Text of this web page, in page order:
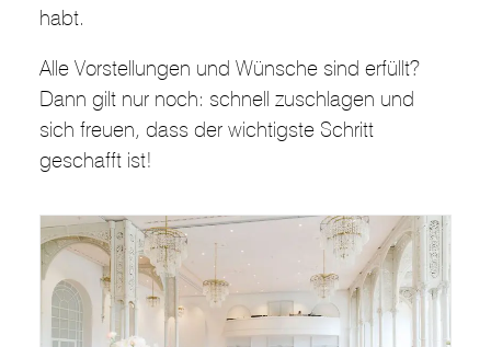
habt.
Alle Vorstellungen und Wünsche sind erfüllt?
Dann gilt nur noch: schnell zuschlagen und
sich freuen, dass der wichtigste Schritt
geschafft ist!